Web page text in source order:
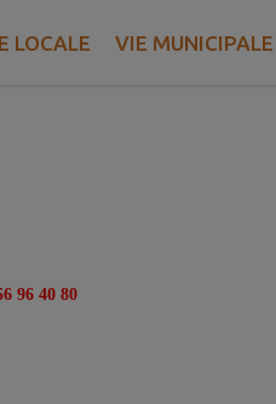
LOCALE VIE MUNICIPALE
NUMÉROS
96 40 80